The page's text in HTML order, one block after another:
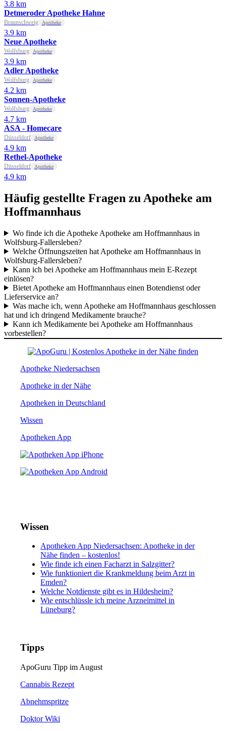
3.8 km
Detmeroder Apotheke Hahne
Braunschweig Apotheke
3.9 km
Neue Apotheke
Wolfsburg Apotheke
3.9 km
Adler Apotheke
Wolfsburg Apotheke
4.2 km
Sonnen-Apotheke
Wolfsburg Apotheke
4.7 km
ASA - Homecare
Düsseldorf Apotheke
4.9 km
Rethel-Apotheke
Düsseldorf Apotheke
4.9 km
Häufig gestellte Fragen zu Apotheke am
Hoffmannhaus
Wo finde ich die Apotheke Apotheke am Hoffmannhaus in
Wolfsburg-Fallersleben?
Welche Öffnungszeiten hat Apotheke am Hoffmannhaus in
Wolfsburg-Fallersleben?
Kann ich bei Apotheke am Hoffmannhaus mein E-Rezept
einlösen?
Bietet Apotheke am Hoffmannhaus einen Botendienst oder
Lieferservice an?
Was mache ich, wenn Apotheke am Hoffmannhaus geschlossen
hat und ich dringend Medikamente brauche?
Kann ich Medikamente bei Apotheke am Hoffmannhaus
vorbestellen?
Apotheke Niedersachsen
Apotheke in der Nähe
Apotheken in Deutschland
Wissen
Apotheken App
Wissen
Apotheken App Niedersachsen: Apotheke in der
Nähe finden – kostenlos!
Wie finde ich einen Facharzt in Salzgitter?
Wie funktioniert die Krankmeldung beim Arzt in
Emden?
Welche Notdienste gibt es in Hildesheim?
Wie entschlüssle ich meine Arzneimittel in
Lüneburg?
Tipps
ApoGuru Tipp im August
Cannabis Rezept
Abnehmspritze
Doktor Wiki